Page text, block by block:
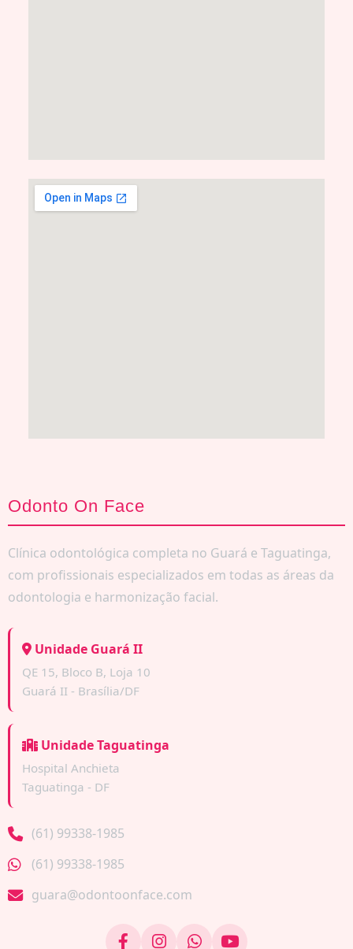
Odonto On Face
Clínica odontológica completa no Guará e Taguatinga,
com profissionais especializados em todas as áreas da
odontologia e harmonização facial.
Unidade Guará II
QE 15, Bloco B, Loja 10
Guará II - Brasília/DF
Unidade Taguatinga
Hospital Anchieta
Taguatinga - DF
(61) 99338-1985
(61) 99338-1985
guara@odontoonface.com